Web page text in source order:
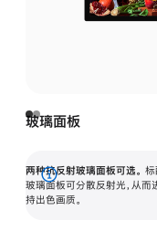
玻璃面板
两种抗反射玻璃面板可选。 标
玻璃面板可分散反射光，从而
持出色画质。
展
开